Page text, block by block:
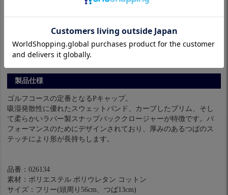
※パソコンやスマホによっては実際の色と多少異なる場合があり
ます。
製品仕様
ゴルフコースの定番となるPキャップ。
吸湿発散性に優れたスウェットバンド、カーブしたブリム、そし
て柔らかいラバー製スナップバッククロージャーが特徴です。パ
フォーマンスのためにデザインされており、厚みのあるつばのス
テッチにより形が長持ちします。
品番：026134
素材：ポリエステル ポリウレタン コットン
サイズ：フリー(頭周り56cm、つば13cm)